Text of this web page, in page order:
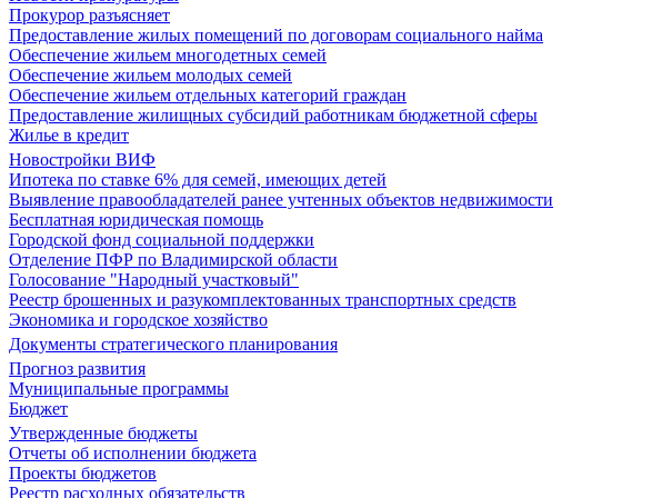
Прокурор разъясняет
Предоставление жилых помещений по договорам социального найма
Обеспечение жильем многодетных семей
Обеспечение жильем молодых семей
Обеспечение жильем отдельных категорий граждан
Предоставление жилищных субсидий работникам бюджетной сферы
Жилье в кредит
Новостройки ВИФ
Ипотека по ставке 6% для семей, имеющих детей
Выявление правообладателей ранее учтенных объектов недвижимости
Бесплатная юридическая помощь
Городской фонд социальной поддержки
Отделение ПФР по Владимирской области
Голосование "Народный участковый"
Реестр брошенных и разукомплектованных транспортных средств
Экономика и городское хозяйство
Документы стратегического планирования
Прогноз развития
Муниципальные программы
Бюджет
Утвержденные бюджеты
Отчеты об исполнении бюджета
Проекты бюджетов
Реестр расходных обязательств